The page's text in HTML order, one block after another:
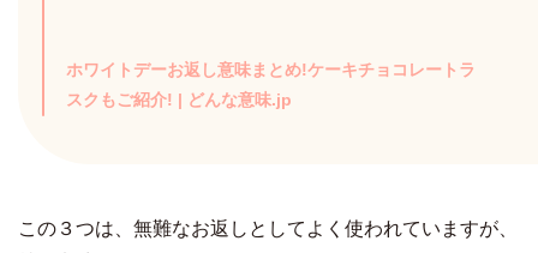
ホワイトデーお返し意味まとめ!ケーキチョコレートラ
スクもご紹介! | どんな意味.jp
この３つは、無難なお返しとしてよく使われていますが、